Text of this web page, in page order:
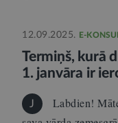
12.09.2025. E-
Termiņš, kurā
1. janvāra ir
J
Labdien!